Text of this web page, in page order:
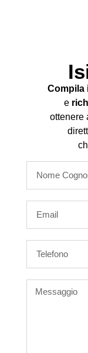
Compila
e
ottenere